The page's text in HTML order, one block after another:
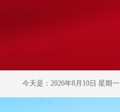
今天是：2026年8月10日 星期一